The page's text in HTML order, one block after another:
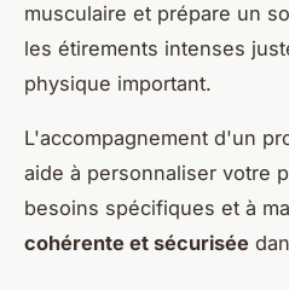
musculaire et prépare un
les étirements intenses
physique important.
L'accompagnement d'un
aide à personnaliser votre
besoins spécifiques et à
cohérente et sécurisée